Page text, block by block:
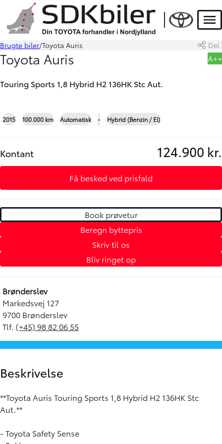
Book prøvetur Beregn byttepris
Brugte biler Toyota Auris Del
Toyota Auris
Touring Sports 1,8 Hybrid H2 136HK Stc Aut.
A++
HYBRID
2015 100.000 km Automatisk - Hybrid (Benzin / El)
Kontant 124.900 kr.
Få besked ved prisfald
Book prøvetur
Beregn byttepris
Skriv til os
Bliv ringet op
Brønderslev
Markedsvej 127
9700 Brønderslev
Tlf. (+45) 98 82 06 55
Beskrivelse
**Toyota Auris Touring Sports 1,8 Hybrid H2 136HK Stc
Aut.**
- Toyota Safety Sense